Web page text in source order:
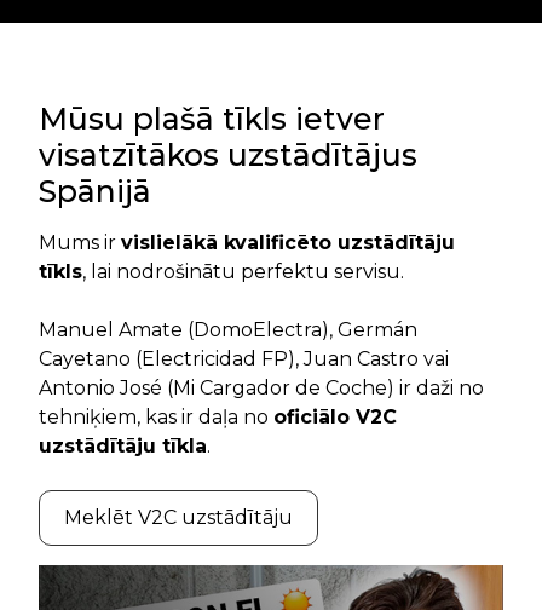
Mūsu plašā tīkls ietver
visatzītākos uzstādītājus
Spānijā
Mums ir vislielākā kvalificēto uzstādītāju
tīkls, lai nodrošinātu perfektu servisu.
Manuel Amate (DomoElectra), Germán
Cayetano (Electricidad FP), Juan Castro vai
Antonio José (Mi Cargador de Coche) ir daži no
tehniķiem, kas ir daļa no oficiālo V2C
uzstādītāju tīkla.
Meklēt V2C uzstādītāju